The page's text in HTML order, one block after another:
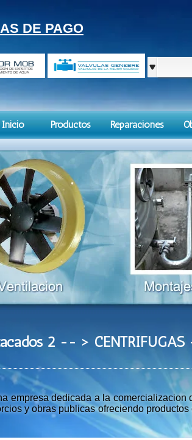
DE PAGO
Inicio Productos Reparaciones
2 -- > CENTRIFUGAS
empresa dedicada a la
y obras publicas ofreciendo